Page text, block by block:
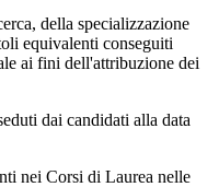
della specializzazione
equivalenti conseguiti
ai fini dell'attribuzione dei
dai candidati alla data
nei Corsi di Laurea nelle